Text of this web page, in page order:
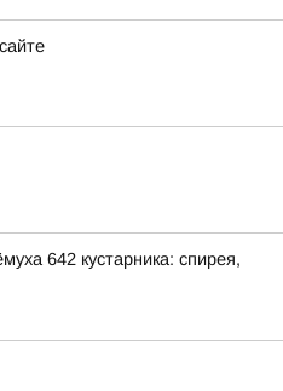
642 кустарника: спирея,